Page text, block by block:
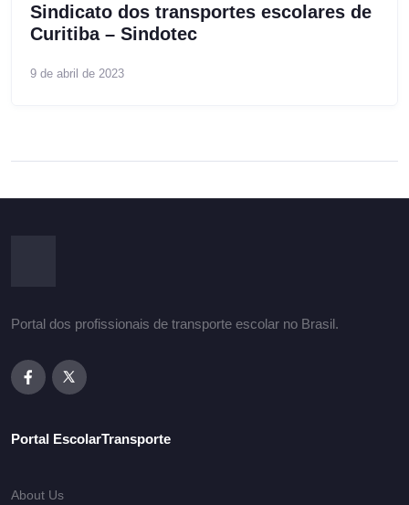
Sindicato dos transportes escolares de
Curitiba – Sindotec
9 de abril de 2023
Portal dos profissionais de transporte escolar no Brasil.
Portal EscolarTransporte
About Us